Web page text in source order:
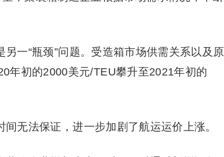
“瓶颈”问题。受造箱市场供需关系以及原
年初的2000美元/TEU攀升至2021年初的
法保证，进一步加剧了航运运价上涨。